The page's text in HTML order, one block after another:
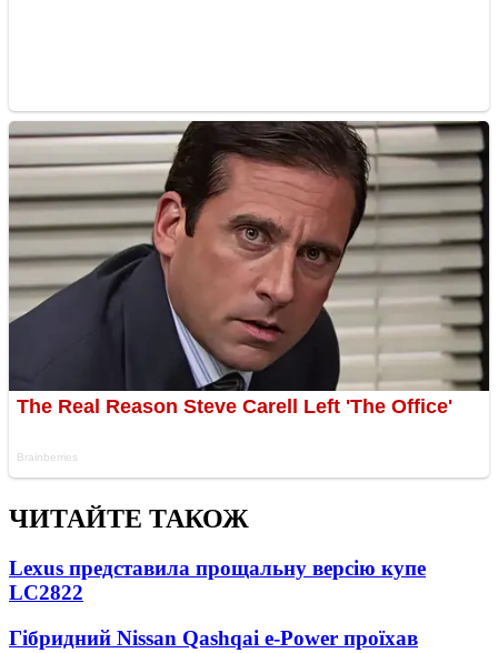
ЧИТАЙТЕ ТАКОЖ
Lexus представила прощальну версію купе
LC2822
Гібридний Nissan Qashqai e-Power проїхав